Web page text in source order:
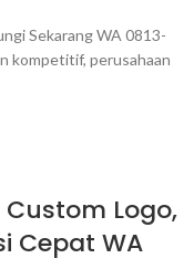
Sekarang WA 0813-
kompetitif, perusahaan
Logo,
Cepat WA